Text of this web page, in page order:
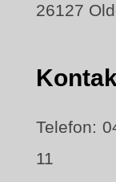
26127
Telefon:
11